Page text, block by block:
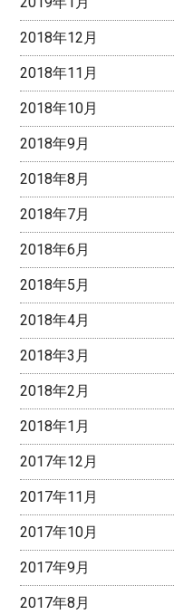
2018年12月
2018年11月
2018年10月
2018年9月
2018年8月
2018年7月
2018年6月
2018年5月
2018年4月
2018年3月
2018年2月
2018年1月
2017年12月
2017年11月
2017年10月
2017年9月
2017年8月